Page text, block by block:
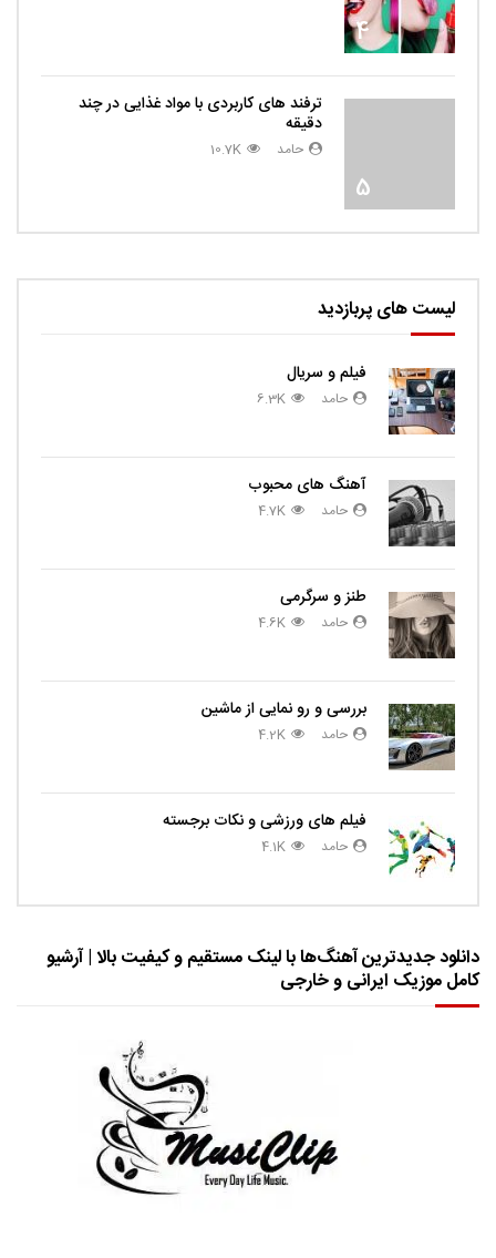
4
5
ترفند های کاربردی با مواد غذایی در چند
دقیقه
حامد 10.7K
لیست های پربازدید
فیلم و سریال
حامد 6.3K
آهنگ های محبوب
حامد 4.7K
طنز و سرگرمی
حامد 4.6K
بررسی و رو نمایی از ماشین
حامد 4.2K
فیلم های ورزشی و نکات برجسته
حامد 4.1K
دانلود جدیدترین آهنگ‌ها با لینک مستقیم و کیفیت بالا | آرشیو
کامل موزیک ایرانی و خارجی